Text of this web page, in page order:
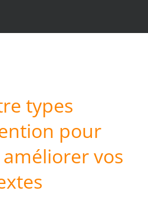
types
pour
vos